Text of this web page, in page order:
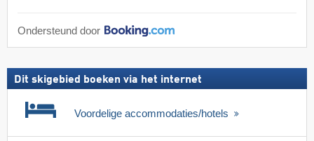
Ondersteund door
Dit skigebied boeken via het internet
Voordelige accommodaties/hotels